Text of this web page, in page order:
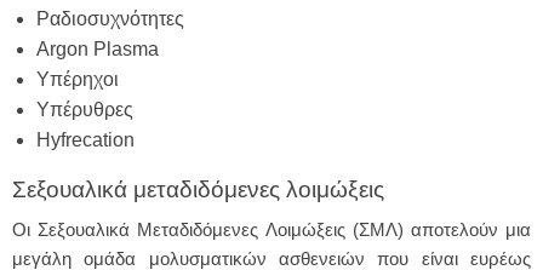
Ραδιοσυχνότητες
Argon Plasma
Υπέρηχοι
Υπέρυθρες
Hyfrecation
Σεξουαλικά μεταδιδόμενες λοιμώξεις
Οι Σεξουαλικά Μεταδιδόμενες Λοιμώξεις (ΣΜΛ) αποτελούν μια
μεγάλη ομάδα μολυσματικών ασθενειών που είναι ευρέως